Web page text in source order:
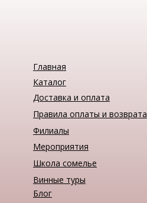
Главная
Каталог
Доставка и оплата
Правила оплаты и возврата
Филиалы
Мероприятия
Школа сомелье
Винные туры
Блог